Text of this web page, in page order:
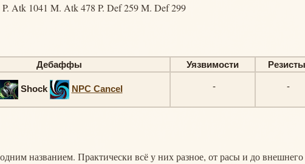
Atk 1041 M. Atk 478 P. Def 259 M. Def 299
Дебаффы Уязвимости Резисты
Shock NPC Cancel - -
названием. Практически всё у них разное, от расы и до внешнего